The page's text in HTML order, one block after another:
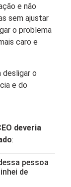
e não
sem ajustar
o problema
caro e
desligar o
e do
deveria
:
pessoa
de